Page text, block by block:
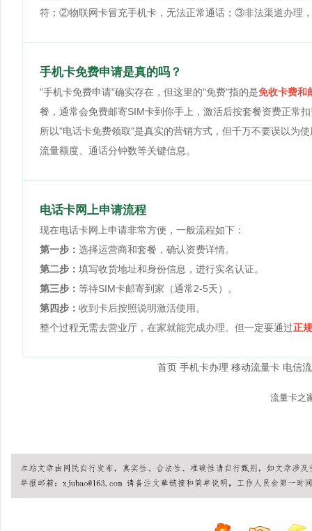
符；②物联网卡冒充手机卡，无法正常通话；③非法渠道办理
手机卡免费申请是真的吗？
"手机卡免费申请"确实存在，但这里的"免费"指的是免收卡费和
餐，通常会免费邮寄SIM卡到你手上，激活后按套餐资费正常
所以"电话卡免费领取"是真实的营销方式，但千万不要误以为
流量额度、通话分钟数等关键信息。
电话卡网上申请流程
现在电话卡网上申请非常方便，一般流程如下：
第一步： 选择运营商和套餐，确认资费详情。
第二步： 填写收货地址和身份信息，进行实名认证。
第三步： 等待SIM卡邮寄到家（通常2-5天）。
第四步： 收到卡后按照说明激活使用。
整个过程无需去营业厅，在家就能完成办理。但一定要通过正
首页 手机卡办理 移动流量卡 电信
流量卡之